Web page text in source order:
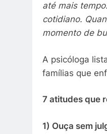
até mais
cotidiano.
momento de
A psicóloga
famílias que
7 atitudes que
1) Ouça sem